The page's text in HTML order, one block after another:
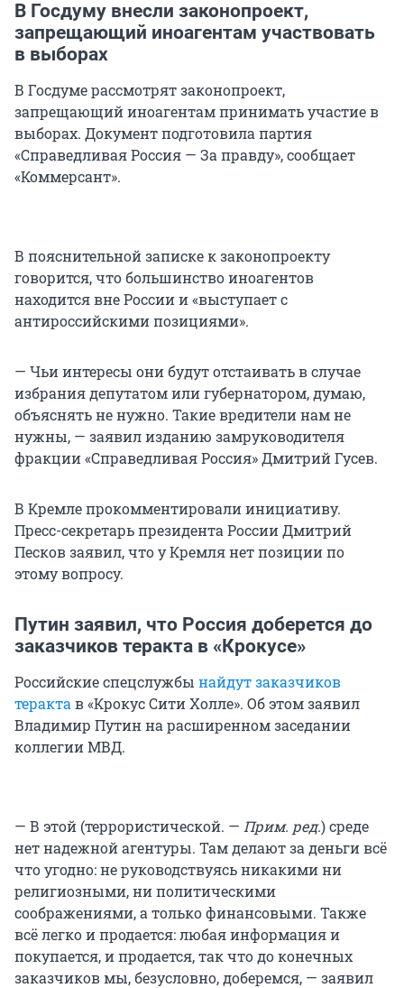
В Госдуму внесли законопроект,
запрещающий иноагентам участвовать
в выборах
В Госдуме рассмотрят законопроект,
запрещающий иноагентам принимать участие в
выборах. Документ подготовила партия
«Справедливая Россия — За правду», сообщает
«Коммерсант».
В пояснительной записке к законопроекту
говорится, что большинство иноагентов
находится вне России и «выступает с
антироссийскими позициями».
— Чьи интересы они будут отстаивать в случае
избрания депутатом или губернатором, думаю,
объяснять не нужно. Такие вредители нам не
нужны, — заявил изданию замруководителя
фракции «Справедливая Россия» Дмитрий Гусев.
В Кремле прокомментировали инициативу.
Пресс-секретарь президента России Дмитрий
Песков заявил, что у Кремля нет позиции по
этому вопросу.
Путин заявил, что Россия доберется до
заказчиков теракта в «Крокусе»
Российские спецслужбы найдут заказчиков
теракта в «Крокус Сити Холле». Об этом заявил
Владимир Путин на расширенном заседании
коллегии МВД.
— В этой (террористической. — Прим. ред.) среде
нет надежной агентуры. Там делают за деньги всё
что угодно: не руководствуясь никакими ни
религиозными, ни политическими
соображениями, а только финансовыми. Также
всё легко и продается: любая информация и
покупается, и продается, так что до конечных
заказчиков мы, безусловно, доберемся, — заявил